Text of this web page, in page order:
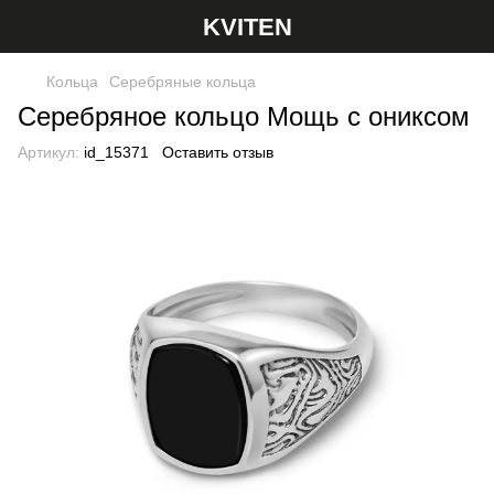
KVITEN
Кольца Серебряные кольца
Серебряное кольцо Мощь с ониксом
Артикул: id_15371 Оставить отзыв